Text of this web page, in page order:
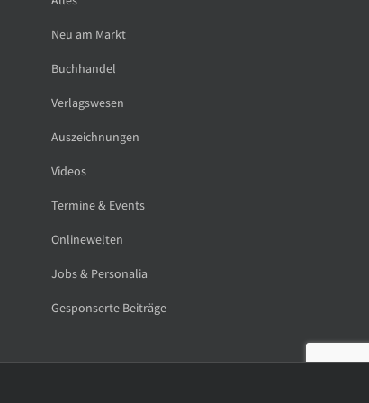
Neu am Markt
Buchhandel
Verlagswesen
Auszeichnungen
Videos
Termine & Events
Onlinewelten
Jobs & Personalia
Gesponserte Beiträge